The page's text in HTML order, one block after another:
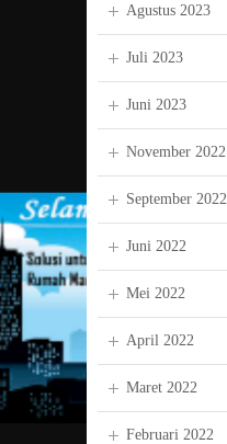
Agustus 2023
Juli 2023
Juni 2023
November 2022
September 2022
Juni 2022
Mei 2022
April 2022
Maret 2022
Februari 2022